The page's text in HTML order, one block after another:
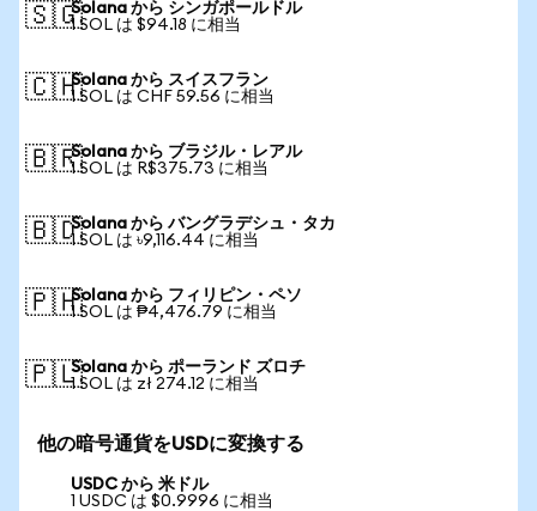
🇸🇬Solana から シンガポールドル
1 SOL は $94.18 に相当
🇨🇭Solana から スイスフラン
1 SOL は CHF 59.56 に相当
🇧🇷Solana から ブラジル・レアル
1 SOL は R$375.73 に相当
🇧🇩Solana から バングラデシュ・タカ
1 SOL は ৳9,116.44 に相当
🇵🇭Solana から フィリピン・ペソ
1 SOL は ₱4,476.79 に相当
🇵🇱Solana から ポーランド ズロチ
1 SOL は zł 274.12 に相当
他の暗号通貨をUSDに変換する
USDC から 米ドル
1 USDC は $0.9996 に相当